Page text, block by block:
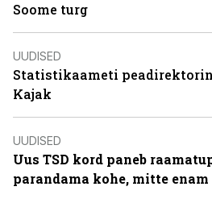
Soome turg
UUDISED
Statistikaameti
Kajak
UUDISED
Uus TSD kord paneb
parandama kohe, mitte